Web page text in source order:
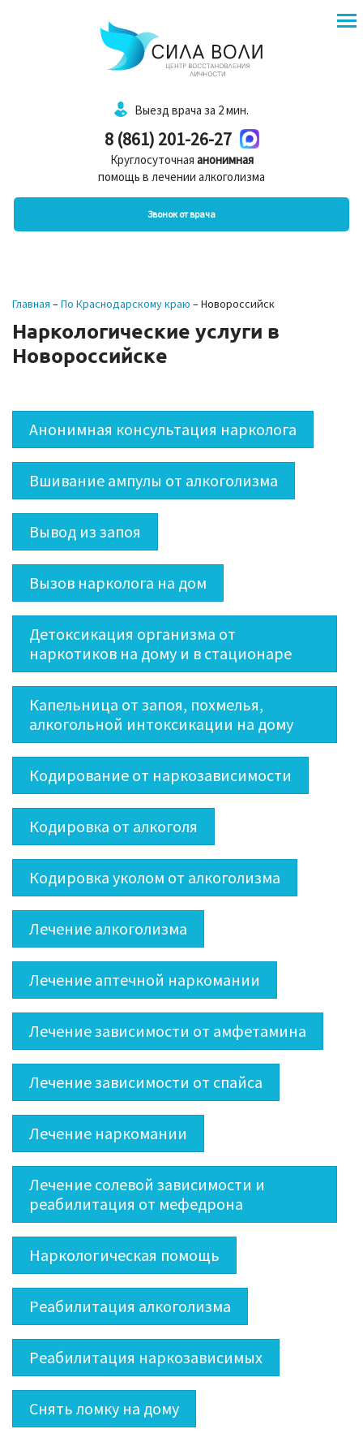
Выезд врача за 2 мин.
8 (861) 201-26-27
Круглосуточная анонимная
помощь в лечении алкоголизма
Звонок от врача
Главная –По Краснодарскому краю –Новороссийск
Наркологические услуги в
Новороссийске
Анонимная консультация нарколога
Вшивание ампулы от алкоголизма
Вывод из запоя
Вызов нарколога на дом
Детоксикация организма от
наркотиков на дому и в стационаре
Капельница от запоя, похмелья,
алкогольной интоксикации на дому
Кодирование от наркозависимости
Кодировка от алкоголя
Кодировка уколом от алкоголизма
Лечение алкоголизма
Лечение аптечной наркомании
Лечение зависимости от амфетамина
Лечение зависимости от спайса
Лечение наркомании
Лечение солевой зависимости и
реабилитация от мефедрона
Наркологическая помощь
Реабилитация алкоголизма
Реабилитация наркозависимых
Снять ломку на дому